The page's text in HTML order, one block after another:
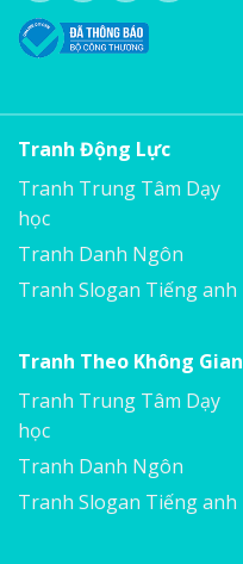
Tranh Động Lực
Tranh Trung Tâm Dạy
học
Tranh Danh Ngôn
Tranh Slogan Tiếng anh
Tranh Theo Không Gian
Tranh Trung Tâm Dạy
học
Tranh Danh Ngôn
Tranh Slogan Tiếng anh